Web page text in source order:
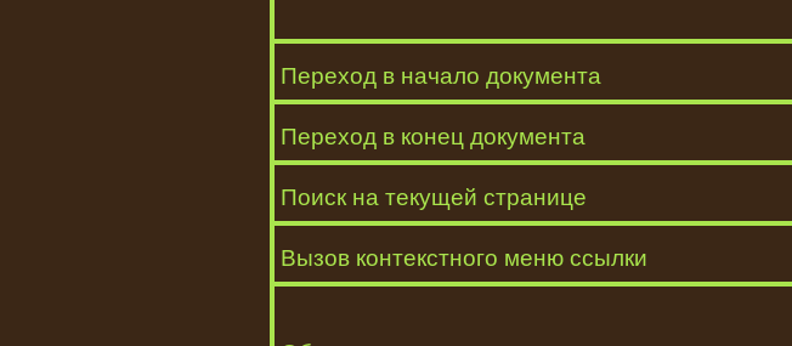
Переход в начало документа
Переход в конец документа
Поиск на текущей странице
Вызов контекстного меню ссылки